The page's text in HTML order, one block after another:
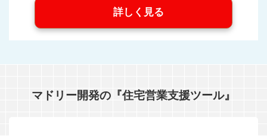
詳しく見る
マドリー開発の『住宅営業支援ツール』